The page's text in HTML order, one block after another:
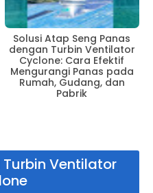
Solusi Atap Seng Panas
dengan Turbin Ventilator
Cyclone: Cara Efektif
Mengurangi Panas pada
Rumah, Gudang, dan
Pabrik
Ventilator